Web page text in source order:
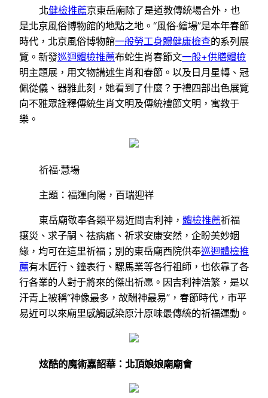
北健檢推薦京東岳廟除了是道教傳統場合外，也
是北京風俗博物館的地點之地。“風俗·繪場”是本年春節
時代，北京風俗博物館一般勞工身體健康檢查的系列展
覽。新發巡迴體檢推薦布蛇生肖春節文一般+供膳體檢
明主題展，用文物講述生肖和春節。以及日月星轉、冠
佩從儀、器雅此刻，她看到了什麼？于禮四部出色展覽
向不雅眾詮釋傳統生肖文明及傳統禮節文明，寓教于
樂。
祈福·慧場
主題：福運向陽，百瑞迎祥
東岳廟敬奉各類平易近間吉利神， 體檢推薦祈福
攘災、求子嗣、祛病痛、祈求安康安然，企盼美妙姻
緣，均可在這里祈福；別的東岳廟西院供奉巡迴體檢推
薦有木匠行、鐘表行、騾馬業等各行祖師，也依靠了各
行各業的人對于將來的傑出祈愿。因吉利神浩繁，是以
汗青上被稱“神像最多，故酬神最易”，春節時代，市平
易近可以來廟里感觸感染原汁原味最傳統的祈福運動。
炫酷的魔術嘉韶華：北頂娘娘廟廟會